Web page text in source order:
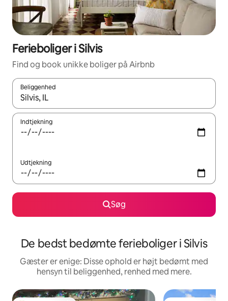
Ferieboliger i Silvis
Find og book unikke boliger på Airbnb
Beliggenhed
Når resultaterne er tilgængelige, skal du navigere med
Indtjekning
Udtjekning
Søg
De bedst bedømte ferieboliger i Silvis
Gæster er enige: Disse ophold er højt bedømt med
hensyn til beliggenhed, renhed med mere.